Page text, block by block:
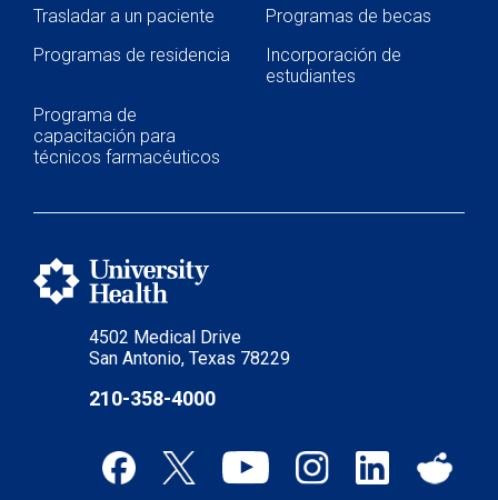
4502 Medical Drive
San Antonio, Texas 78229
210-358-4000
Trasladar a un paciente
Programas de becas
Programas de residencia
Incorporación de
estudiantes
Programa de
capacitación para
técnicos farmacéuticos